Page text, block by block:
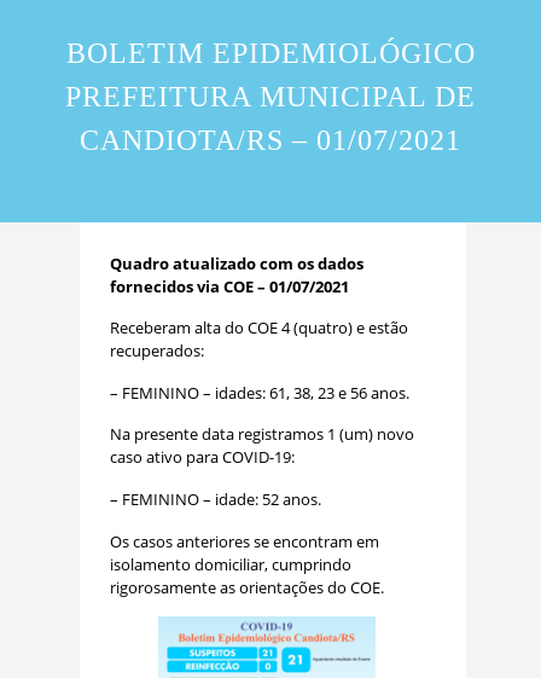
BOLETIM EPIDEMIOLÓGICO
PREFEITURA MUNICIPAL DE
CANDIOTA/RS – 01/07/2021
Quadro atualizado com os dados
fornecidos via COE – 01/07/2021
Receberam alta do COE 4 (quatro) e estão
recuperados:
– FEMININO – idades: 61, 38, 23 e 56 anos.
Na presente data registramos 1 (um) novo
caso ativo para COVID-19:
– FEMININO – idade: 52 anos.
Os casos anteriores se encontram em
isolamento domiciliar, cumprindo
rigorosamente as orientações do COE.